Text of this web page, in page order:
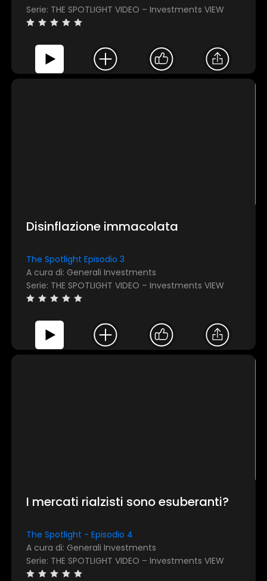
Serie: THE SPOTLIGHT VIDEO – Investments VIEW
Disinflazione immacolata
The Spotlight Episodio 3
A cura di: Generali Investments
Serie: THE SPOTLIGHT VIDEO – Investments VIEW
I mercati rialzisti sono esuberanti?
The Spotlight - Episodio 4
A cura di: Generali Investments
Serie: THE SPOTLIGHT VIDEO – Investments VIEW